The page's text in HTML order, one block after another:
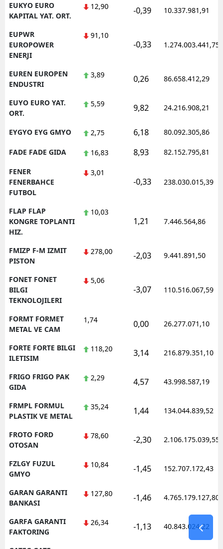
EUKYO EURO
KAPITAL YAT. ORT.
12,90 -0,39 10.337.981,91
EUPWR
EUROPOWER
ENERJI
91,10
-0,33 1.274.003.441,75
EUREN EUROPEN
ENDUSTRI
3,89 0,26 86.658.412,29
EUYO EURO YAT.
ORT.
5,59 9,82 24.216.908,21
EYGYO EYG GMYO 2,75 6,18 80.092.305,86
FADE FADE GIDA 16,83 8,93 82.152.795,81
FENER
FENERBAHCE
FUTBOL
3,01
-0,33 238.030.015,39
FLAP FLAP
KONGRE TOPLANTI
HIZ.
10,03
1,21 7.446.564,86
FMIZP F-M IZMIT
PISTON
278,00 -2,03 9.441.891,50
FONET FONET
BILGI
TEKNOLOJILERI
5,06
-3,07 110.516.067,59
FORMT FORMET
METAL VE CAM
1,74 0,00 26.277.071,10
FORTE FORTE BILGI
ILETISIM
118,20 3,14 216.879.351,10
FRIGO FRIGO PAK
GIDA
2,29 4,57 43.998.587,19
FRMPL FORMUL
PLASTIK VE METAL
35,24 1,44 134.044.839,52
FROTO FORD
OTOSAN
78,60 -2,30 2.106.175.039,55
FZLGY FUZUL
GMYO
10,84 -1,45 152.707.172,43
GARAN GARANTI
BANKASI
127,80 -1,46 4.765.179.127,80
GARFA GARANTI
FAKTORING
26,34 -1,13 40.843.024,22